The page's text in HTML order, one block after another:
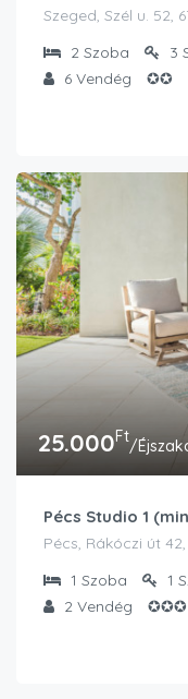
Szeged, Szél u. 52,
2 Szoba 3
6 Vendég ✪✪
25.000Ft/
Pécs Studio 1
Pécs, Rákóczi út
1 Szoba 1
2 Vendég ✪✪✪